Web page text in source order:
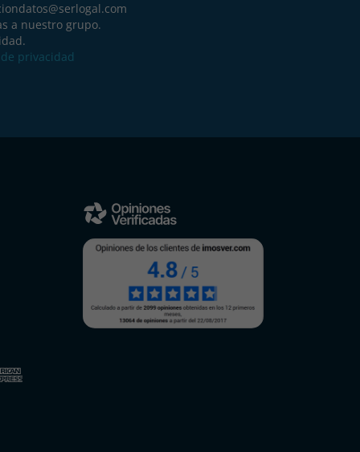
a nuestro grupo.
privacidad